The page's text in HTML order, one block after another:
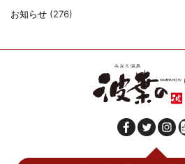
お知らせ (276)